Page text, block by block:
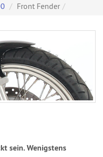
Front Fender
sein. Wenigstens